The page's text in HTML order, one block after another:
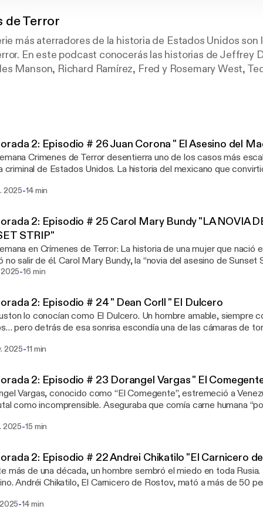
de Terror
más aterradores de la historia de Estados Unidos
En este podcast conocerás las historias de Jeffrey
Manson, Richard Ramírez, Fred y Rosemary West,
sus infancias, sus mentes retorcidas, y sus
que marcaron a generaciones. Narrado por Santiago
más oscuro de la condición humana.
ya superó por mucho a la ficción?Crímenes de Terror
y mujeres para conocer cómo fue su infancia,
al mundo del hampa y explicaremos por qué
ya superó por mucho a la ficción?
2: Episodio # 26 Juan Corona " El Asesino del
Crimenes de Terror desentierra uno de los casos más
criminal de Estados Unidos. La historia del mexicano que
hasta hoy. Juan Corona: El Asesino del Machete. Hosted by
and use of personal data for advertising.
2025-14 min
2: Episodio # 25 Carol Mary Bundy "LA NOVIA
STRIP"
en Crímenes de Terror: La historia de una mujer que nació
Bundy, la “novia del asesino de Sunset Strip”, no solo fue
También mató. Manipulada, obsesionada y atrapada en una
la oscuridad… donde víctima y monstruo se vuelven
an AdsWizz company. See https://pcm.adswizz.com for
and use of personal data for advertising.
-16 min
2: Episodio # 24 " Dean Corll " El Dulcero
lo conocían como El Dulcero. Un hombre amable, siempre
pero detrás de esa sonrisa escondía una de las cámaras de
y convirtió un barrio entero en su cacería personal. Más de 20 víctimas. Un
for information about our collection and use of
2025-11 min
2: Episodio # 23 Dorangel Vargas " El
Vargas, conocido como “El Comegente”, estremeció a
como incomprensible. Aseguraba que comía carne humana
de uno de los asesinos más perturbadores de Sudamérica… y
See https://pcm.adswizz.com for information about our
data for advertising.
2025-15 min
2: Episodio # 22 Andrei Chikatilo "El Carnicero
más de una década, un hombre sembró el miedo en toda
Andréi Chikatilo, El Carnicero de Rostov, mató a más de 50
del monstruo que la Unión Soviética quiso ocultar. Solo en
-14 min